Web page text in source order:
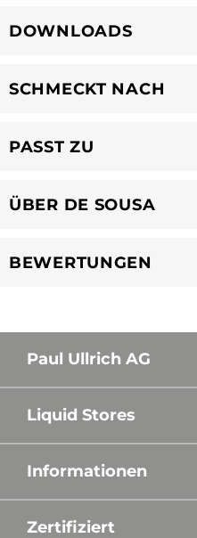
DOWNLOADS
SCHMECKT NACH
PASST ZU
ÜBER DE SOUSA
BEWERTUNGEN
Paul Ullrich AG
Liquid Stores
Informationen
Zertifiziert